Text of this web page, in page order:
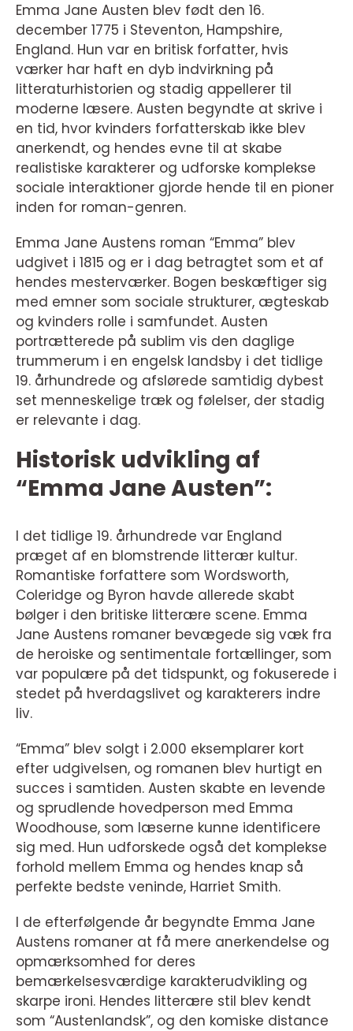
Emma Jane Austen blev født den 16.
december 1775 i Steventon, Hampshire,
England. Hun var en britisk forfatter, hvis
værker har haft en dyb indvirkning på
litteraturhistorien og stadig appellerer til
moderne læsere. Austen begyndte at skrive i
en tid, hvor kvinders forfatterskab ikke blev
anerkendt, og hendes evne til at skabe
realistiske karakterer og udforske komplekse
sociale interaktioner gjorde hende til en pioner
inden for roman-genren.
Emma Jane Austens roman “Emma” blev
udgivet i 1815 og er i dag betragtet som et af
hendes mesterværker. Bogen beskæftiger sig
med emner som sociale strukturer, ægteskab
og kvinders rolle i samfundet. Austen
portrætterede på sublim vis den daglige
trummerum i en engelsk landsby i det tidlige
19. århundrede og afslørede samtidig dybest
set menneskelige træk og følelser, der stadig
er relevante i dag.
Historisk udvikling af
“Emma Jane Austen”:
I det tidlige 19. århundrede var England
præget af en blomstrende litterær kultur.
Romantiske forfattere som Wordsworth,
Coleridge og Byron havde allerede skabt
bølger i den britiske litterære scene. Emma
Jane Austens romaner bevægede sig væk fra
de heroiske og sentimentale fortællinger, som
var populære på det tidspunkt, og fokuserede i
stedet på hverdagslivet og karakterers indre
liv.
“Emma” blev solgt i 2.000 eksemplarer kort
efter udgivelsen, og romanen blev hurtigt en
succes i samtiden. Austen skabte en levende
og sprudlende hovedperson med Emma
Woodhouse, som læserne kunne identificere
sig med. Hun udforskede også det komplekse
forhold mellem Emma og hendes knap så
perfekte bedste veninde, Harriet Smith.
I de efterfølgende år begyndte Emma Jane
Austens romaner at få mere anerkendelse og
opmærksomhed for deres
bemærkelsesværdige karakterudvikling og
skarpe ironi. Hendes litterære stil blev kendt
som “Austenlandsk”, og den komiske distance